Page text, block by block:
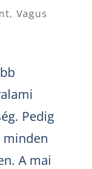
, Vagus
Pedig
minden
A mai